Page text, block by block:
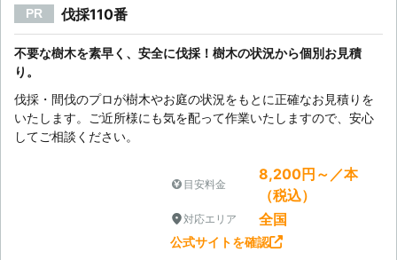
PR 伐採110番
不要な樹木を素早く、安全に伐採！樹木の状況から個別お見積
り。
伐採・間伐のプロが樹木やお庭の状況をもとに正確なお見積りを
いたします。ご近所様にも気を配って作業いたしますので、安心
してご相談ください。
目安料金
8,200円～／本
（税込）
対応エリア 全国
公式サイトを確認